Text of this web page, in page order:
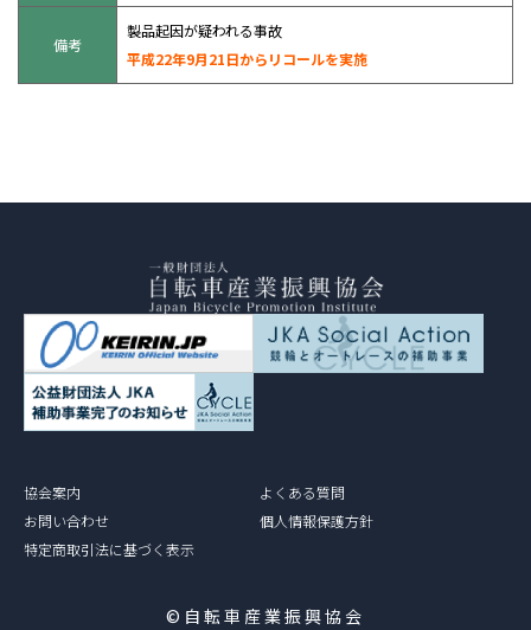
備考
製品起因が疑われる事故
平成22年9月21日からリコールを実施
協会案内
よくある質問
お問い合わせ
個人情報保護方針
特定商取引法に基づく表示
©自転車産業振興協会